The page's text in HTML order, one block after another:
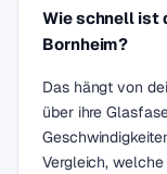
Wie schnell ist
Bornheim?
Das hängt von
über ihre
Vergleich,